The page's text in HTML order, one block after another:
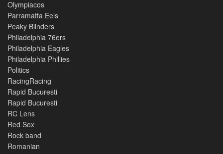
Olympiacos
Parramatta Eels
Peaky Blinders
Philadelphia 76ers
Philadelphia Eagles
Philadelphia Phillies
Politics
RacingRacing
Rapid Bucuresti
Rapid Bucuresti
RC Lens
Red Sox
Rock band
Romanian